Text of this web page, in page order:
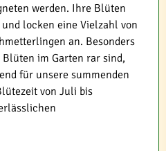
werden. Ihre Blüten
locken eine Vielzahl von
an. Besonders
im Garten rar sind,
für unsere summenden
von Juli bis